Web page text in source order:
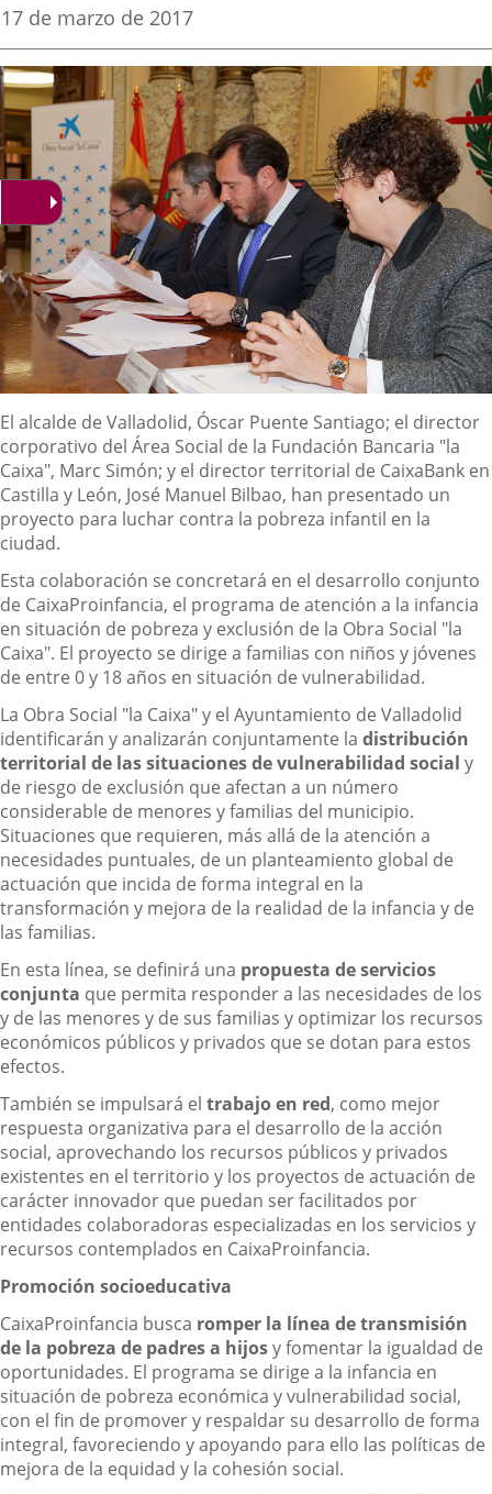
aplicación
externa.
aplicación
externa.
Fecha
la
noticia
17 de marzo de 2017
Descripción
El alcalde de Valladolid, Óscar Puente Santiago; el director
corporativo del Área Social de la Fundación Bancaria "la
Caixa", Marc Simón; y el director territorial de CaixaBank en
Castilla y León, José Manuel Bilbao, han presentado un
proyecto para luchar contra la pobreza infantil en la
ciudad.
Esta colaboración se concretará en el desarrollo conjunto
de CaixaProinfancia, el programa de atención a la infancia
en situación de pobreza y exclusión de la Obra Social "la
Caixa". El proyecto se dirige a familias con niños y jóvenes
de entre 0 y 18 años en situación de vulnerabilidad.
La Obra Social "la Caixa" y el Ayuntamiento de Valladolid
identificarán y analizarán conjuntamente la distribución
territorial de las situaciones de vulnerabilidad social y
de riesgo de exclusión que afectan a un número
considerable de menores y familias del municipio.
Situaciones que requieren, más allá de la atención a
necesidades puntuales, de un planteamiento global de
actuación que incida de forma integral en la
transformación y mejora de la realidad de la infancia y de
las familias.
En esta línea, se definirá una propuesta de servicios
conjunta que permita responder a las necesidades de los
y de las menores y de sus familias y optimizar los recursos
económicos públicos y privados que se dotan para estos
efectos.
También se impulsará el trabajo en red, como mejor
respuesta organizativa para el desarrollo de la acción
social, aprovechando los recursos públicos y privados
existentes en el territorio y los proyectos de actuación de
carácter innovador que puedan ser facilitados por
entidades colaboradoras especializadas en los servicios y
recursos contemplados en CaixaProinfancia.
Promoción socioeducativa
CaixaProinfancia busca romper la línea de transmisión
de la pobreza de padres a hijosy fomentar la igualdad de
oportunidades. El programa se dirige a la infancia en
situación de pobreza económica y vulnerabilidad social,
con el fin de promover y respaldar su desarrollo de forma
integral, favoreciendo y apoyando para ello las políticas de
mejora de la equidad y la cohesión social.